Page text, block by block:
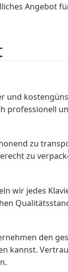
Angebot
und
professionell
zu
zu
wir jedes
den
kannst.